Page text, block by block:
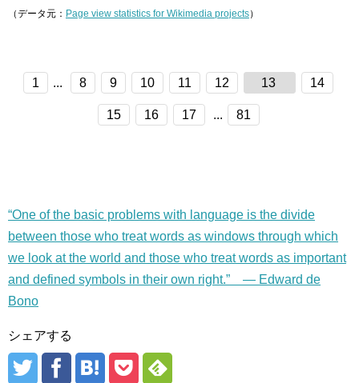
（データ元： Page view statistics for Wikimedia projects）
1 ... 8 9 10 11 12 13 14
15 16 17 ... 81
“One of the basic problems with language is the divide
between those who treat words as windows through which
we look at the world and those who treat words as important
and defined symbols in their own right.” — Edward de
Bono
シェアする